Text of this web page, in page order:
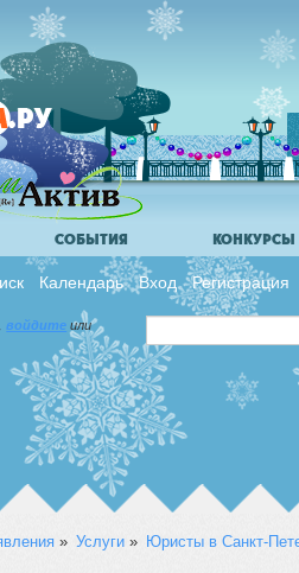
СОБЫТИЯ КОНКУРСЫ
Календарь Вход Регистрация
войдите или
» Услуги» Юристы в Санкт-